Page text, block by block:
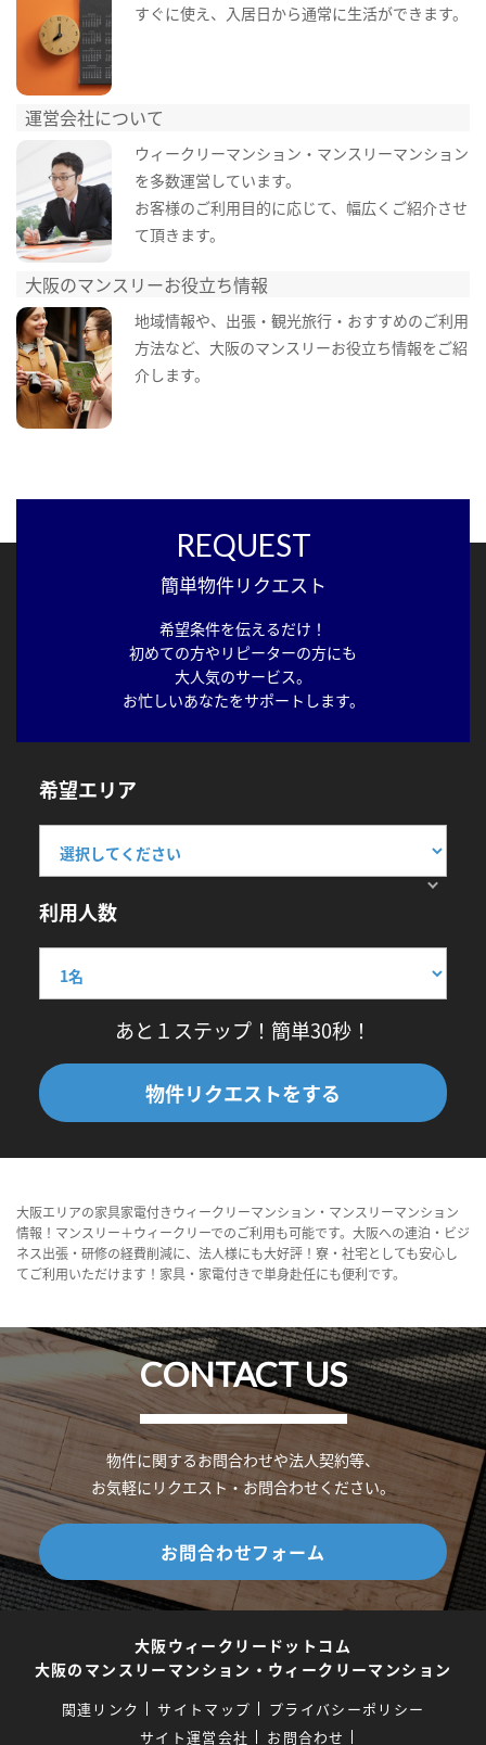
すぐに使え、入居日から通常に生活ができます。
運営会社について
ウィークリーマンション・マンスリーマンション
を多数運営しています。
お客様のご利用目的に応じて、幅広くご紹介させ
て頂きます。
大阪のマンスリーお役立ち情報
地域情報や、出張・観光旅行・おすすめのご利用
方法など、大阪のマンスリーお役立ち情報をご紹
介します。
REQUEST
簡単物件リクエスト
希望条件を伝えるだけ！
初めての方やリピーターの方にも
大人気のサービス。
お忙しいあなたをサポートします。
希望エリア
利用人数
あと１ステップ！簡単30秒！
物件リクエストをする
大阪エリアの家具家電付きウィークリーマンション・マンスリーマンション
情報！マンスリー＋ウィークリーでのご利用も可能です。大阪への連泊・ビジ
ネス出張・研修の経費削減に、法人様にも大好評！寮・社宅としても安心し
てご利用いただけます！家具・家電付きで単身赴任にも便利です。
CONTACT US
物件に関するお問合わせや法人契約等、
お気軽にリクエスト・お問合わせください。
お問合わせフォーム
大阪ウィークリードットコム
大阪のマンスリーマンション・ウィークリーマンション
関連リンク サイトマップ
プライバシーポリシー
サイト運営会社
お問合わせ